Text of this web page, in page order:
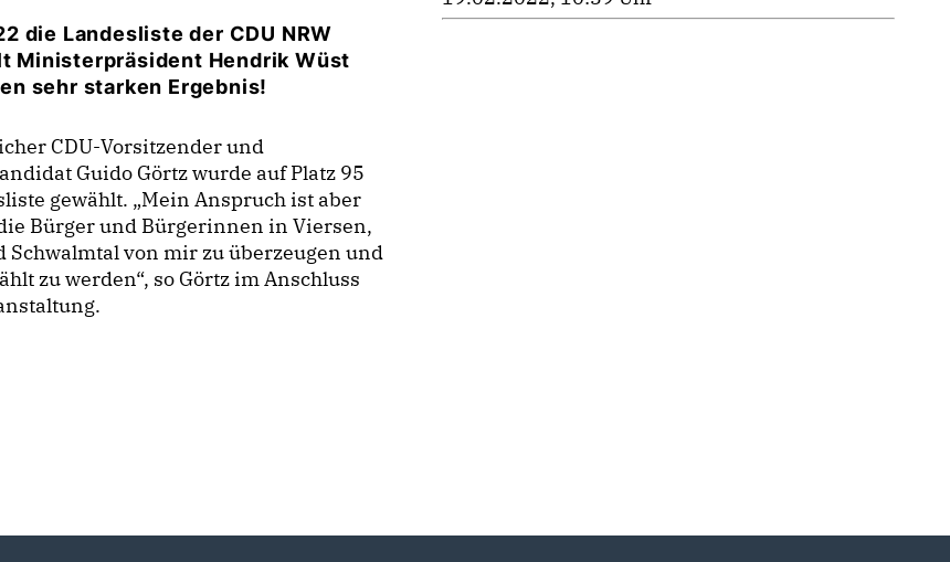
die Landesliste der CDU NRW
Ministerpräsident Hendrik Wüst
sehr starken Ergebnis!
CDU-Vorsitzender und
Guido Görtz wurde auf Platz 95
gewählt. „Mein Anspruch ist aber
Bürger und Bürgerinnen in Viersen,
Schwalmtal von mir zu überzeugen und
zu werden“, so Görtz im Anschluss